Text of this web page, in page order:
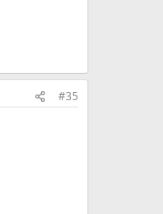
#35